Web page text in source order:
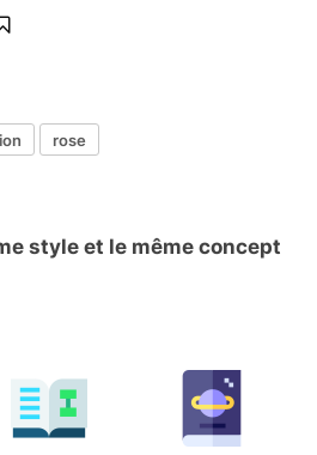
rose
style et le même concept